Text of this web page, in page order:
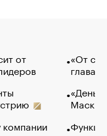
от
«От
глава
Маск в